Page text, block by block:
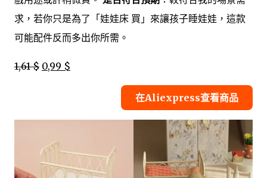
求，若你只是為了「娃娃床 買」來讓孩子睡娃娃，這款
可能配件反而多出你所需。
1,61 $ 0,99 $
在Aliexpress查看商品